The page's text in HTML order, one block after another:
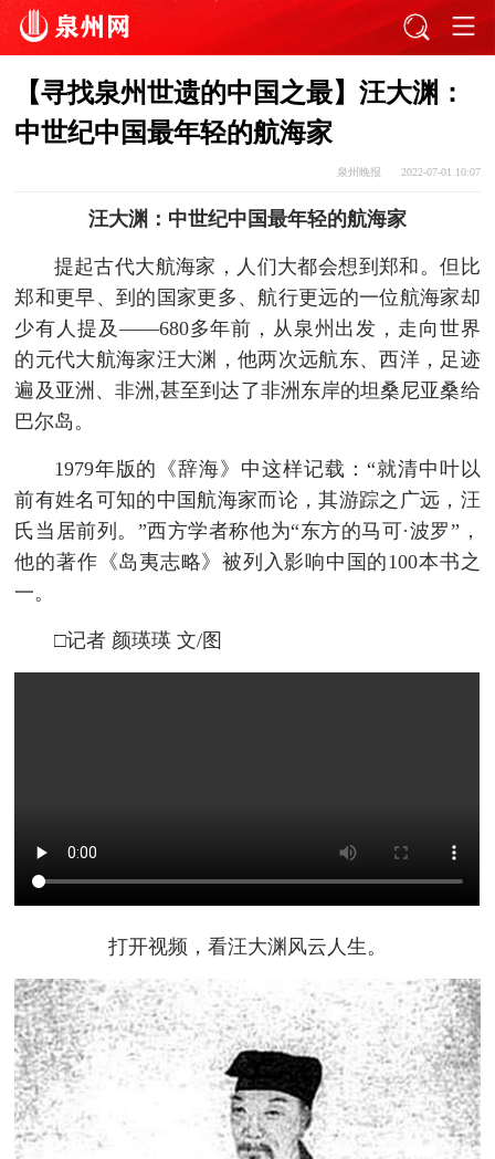
【寻找泉州世遗的中国之最】汪大渊：
中世纪中国最年轻的航海家
泉州晚报 2022-07-01 10:07
汪大渊：中世纪中国最年轻的航海家
提起古代大航海家，人们大都会想到郑和。但比
郑和更早、到的国家更多、航行更远的一位航海家却
少有人提及——680多年前，从泉州出发，走向世界
的元代大航海家汪大渊，他两次远航东、西洋，足迹
遍及亚洲、非洲,甚至到达了非洲东岸的坦桑尼亚桑给
巴尔岛。
1979年版的《辞海》中这样记载：“就清中叶以
前有姓名可知的中国航海家而论，其游踪之广远，汪
氏当居前列。”西方学者称他为“东方的马可·波罗”，
他的著作《岛夷志略》被列入影响中国的100本书之
一。
□记者 颜瑛瑛 文/图
打开视频，看汪大渊风云人生。